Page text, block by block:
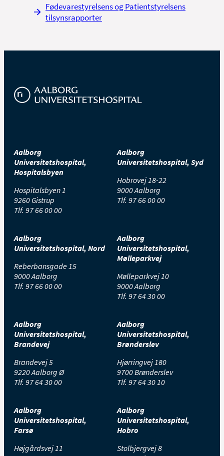
Fødevarestyrelsens og Patientstyrelsens
tilsynsrapporter
Aalborg
Universitetshospital,
Hospitalsbyen
Hospitalsbyen 1
9260 Gistrup
Tlf. 97 66 00 00
Aalborg
Universitetshospital, Syd
Hobrovej 18-22
9000 Aalborg
Tlf. 97 66 00 00
Aalborg
Universitetshospital, Nord
Reberbansgade 15
9000 Aalborg
Tlf. 97 66 00 00
Aalborg
Universitetshospital,
Mølleparkvej
Mølleparkvej 10
9000 Aalborg
Tlf. 97 64 30 00
Aalborg
Universitetshospital,
Brandevej
Brandevej 5
9220 Aalborg Ø
Tlf. 97 64 30 00
Aalborg
Universitetshospital,
Brønderslev
Hjørringvej 180
9700 Brønderslev
Tlf. 97 64 30 10
Aalborg
Universitetshospital,
Farsø
Højgårdsvej 11
Aalborg
Universitetshospital,
Hobro
Stolbjergvej 8